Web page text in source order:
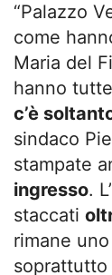
“Palazzo
come
Maria del
hanno
c’è
sindaco
stampate
ingresso.
staccati
rimane